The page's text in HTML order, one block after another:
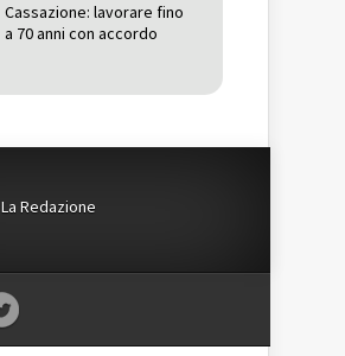
Cassazione: lavorare fino
a 70 anni con accordo
La Redazione